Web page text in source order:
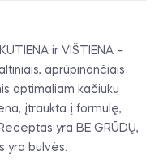
ir VIŠTIENA –
aprūpinančiais
optimaliam kačiukų
įtraukta į formulę,
yra BE GRŪDŲ,
yra bulvės.